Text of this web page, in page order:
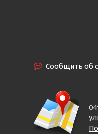
Сообщить об